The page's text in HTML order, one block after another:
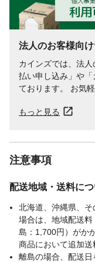
法人のお客様向
カインズでは、法
払い申し込み」や
ております。 お気
もっと見る
注意事項
配送地域・送料に
北海道、沖縄県、
場合は、地域配送
島：1,700円）がか
商品において追加送
離島の場合、配送